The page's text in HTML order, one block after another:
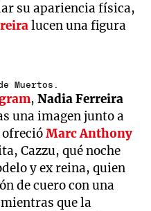
su apariencia física,
lucen una figura
Muertos.
,Nadia Ferreira
una imagen junto a
ofrecióMarc Anthony
Cazzu, qué noche
y ex reina, quien
de cuero con una
que la